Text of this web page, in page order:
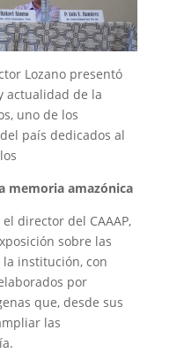
Lozano presentó
actualidad de la
uno de los
país dedicados al
memoria amazónica
director del CAAAP,
sobre las
institución, con
por
que, desde sus
las